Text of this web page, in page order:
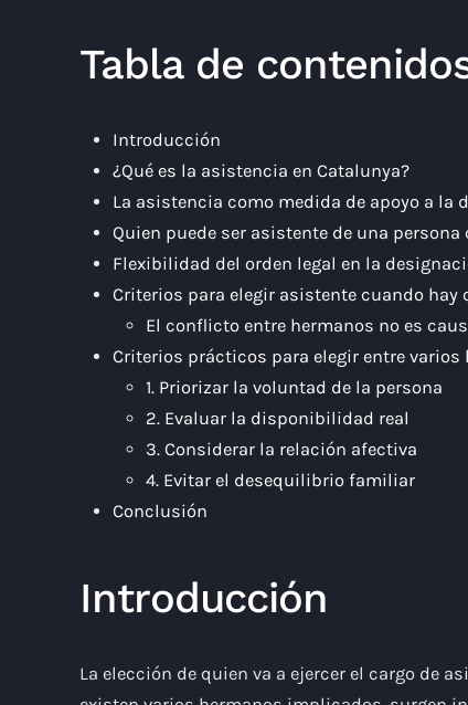
Tabla de
Introducción
¿Qué es la asistencia en Catalunya?
La asistencia como medida de apoyo a la
Quien puede ser asistente de una
Flexibilidad del orden legal en la
Criterios para elegir asistente cuando hay
El conflicto entre hermanos no es
Criterios prácticos para elegir entre varios
1. Priorizar la voluntad de la persona
2. Evaluar la disponibilidad real
3. Considerar la relación afectiva
4. Evitar el desequilibrio familiar
Conclusión
Introducción
La elección de quien va a ejercer el cargo de